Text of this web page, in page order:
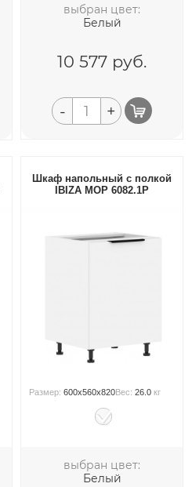
выбран цвет:
Белый
10 577 руб.
- +
Шкаф напольный с полкой
IBIZA MOP 6082.1P
Размер:600x560x820Вес:26.0 кг
выбран цвет:
Белый